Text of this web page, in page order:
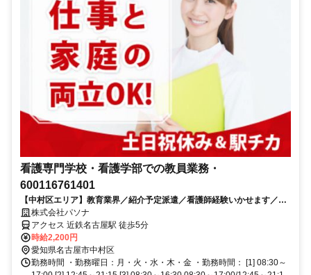
看護専門学校・看護学部での教員業務・
600116761401
【中村区エリア】教育業界／紹介予定派遣／看護師経験いかせます／2
名募集のお仕事です
株式会社パソナ
アクセス 近鉄名古屋駅 徒歩5分
時給2,200円
愛知県名古屋市中村区
勤務時間 ・勤務曜日：月・火・水・木・金 ・勤務時間： [1] 08:30～